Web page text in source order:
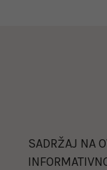
SADRŽAJ NA